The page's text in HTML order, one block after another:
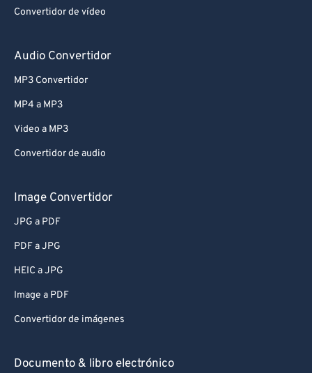
Convertidor de vídeo
Audio Convertidor
MP3 Convertidor
MP4 a MP3
Video a MP3
Convertidor de audio
Image Convertidor
JPG a PDF
PDF a JPG
HEIC a JPG
Image a PDF
Convertidor de imágenes
Documento & libro electrónico